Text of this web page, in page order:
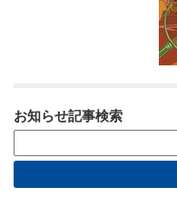
お知らせ記事検索